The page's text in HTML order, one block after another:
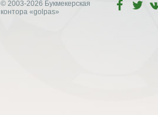
© 2003-2026 Букмекерская
контора «golpas»